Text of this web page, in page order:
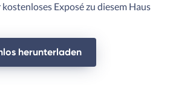
Exposé zu diesem Haus
herunterladen